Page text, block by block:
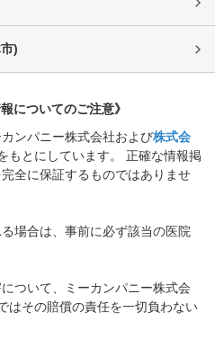
)
についてのご注意》
ンパニー株式会社および株式会
もとにしています。 正確な情報掲
全に保証するものではありませ
場合は、事前に必ず該当の医院
ついて、ミーカンパニー株式会
はその賠償の責任を一切負わない